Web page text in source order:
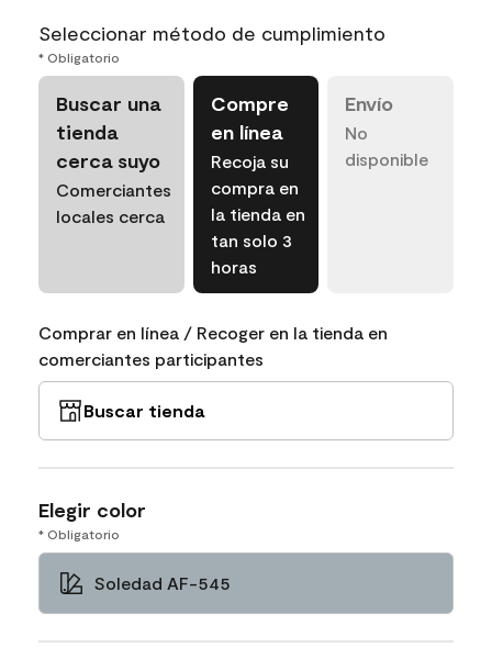
Seleccionar método de cumplimiento
* Obligatorio
Buscar una
tienda
cerca suyo
Comerciantes
locales cerca
Compre
en línea
Recoja su
compra en
la tienda en
tan solo 3
horas
Envío
No
disponible
Comprar en línea / Recoger en la tienda en
comerciantes participantes
Buscar tienda
Elegir color
* Obligatorio
Soledad AF-545